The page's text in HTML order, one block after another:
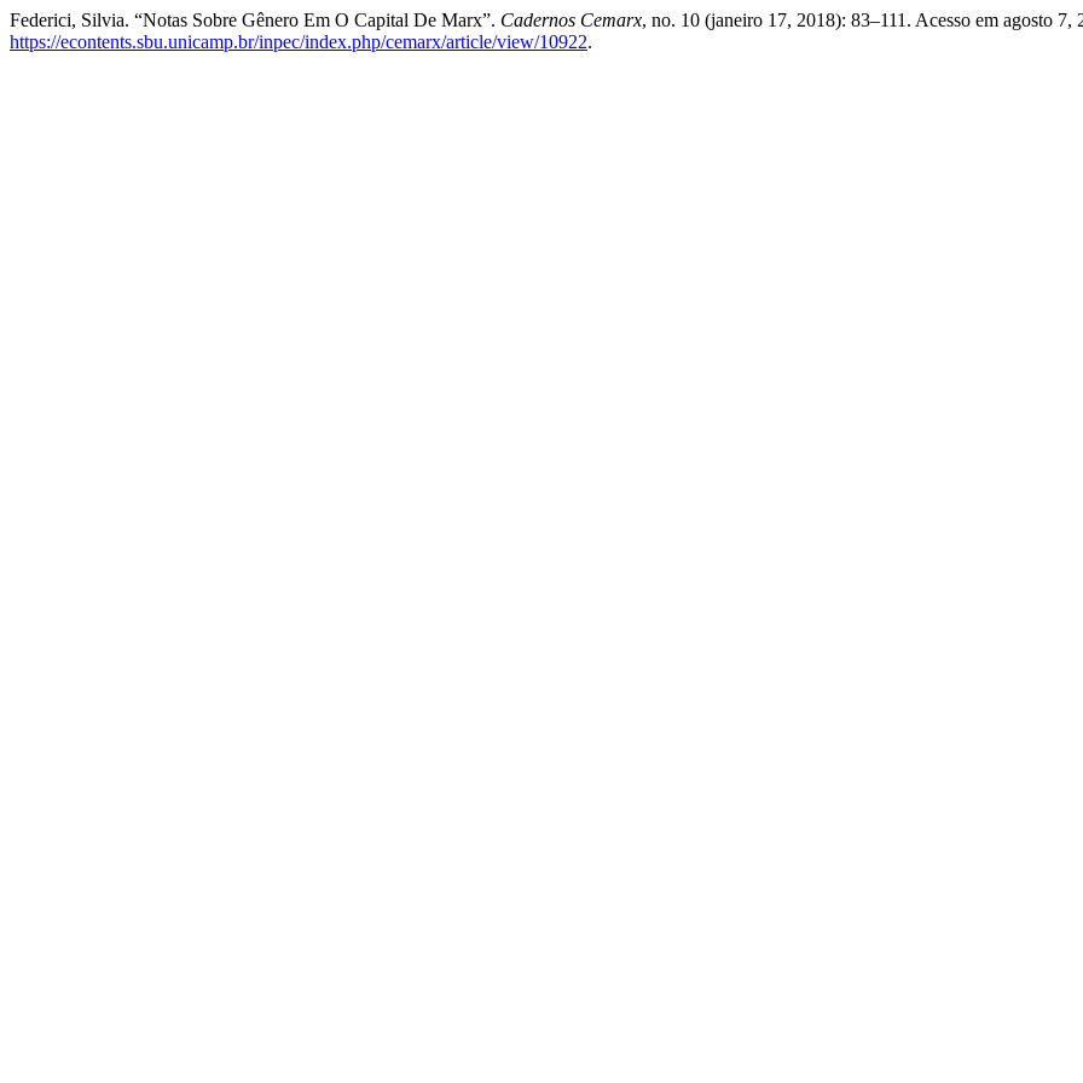
Federici, Silvia. “Notas Sobre Gênero Em O Capital De Marx”. Cadernos Cemarx, no. 10 (janeiro 17, 2018): 83–111. Acesso em agosto 7,
https://econtents.sbu.unicamp.br/inpec/index.php/cemarx/article/view/10922.